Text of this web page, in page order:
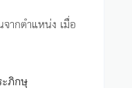
ากตำแหน่ง เมื่อ
ภิกษุ